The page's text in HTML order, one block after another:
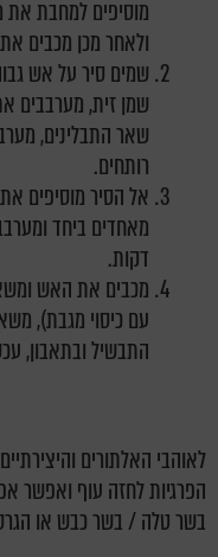
ולאחר מכן מכבים
שמן זית, מערבבים
רותחים.
אל הסיר מוסיפים
דקות.
מכבים את האש
התבשיל ובתאבון,
לאוהבי האלתורים
הפרגיות לחזה עוף ואפשר
בשר טלה / בשר כבש או